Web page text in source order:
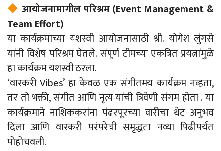
आयोजनामागील परिश्रम (Event Management &
Team Effort)
या कार्यक्रमाच्या यशस्वी आयोजनासाठी श्री. योगेश लुंगसे
यांनी विशेष परिश्रम घेतले. संपूर्ण टीमच्या एकत्रित प्रयत्नांमुळे
हा कार्यक्रम यशस्वी ठरला.
‘वारकरी Vibes’ हा केवळ एक संगीतमय कार्यक्रम नव्हता,
तर तो भक्ती, संगीत आणि नृत्य यांची त्रिवेणी संगम होता . या
कार्यक्रमाने नाशिककरांना पंढरपूरच्या वारीचा थेट अनुभव
दिला आणि वारकरी परंपरेची समृद्धता नव्या पिढीपर्यंत
पोहोचवली.